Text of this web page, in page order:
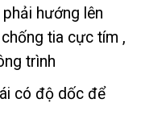
hướng lên
tia cực tím ,
trình
có độ dốc để